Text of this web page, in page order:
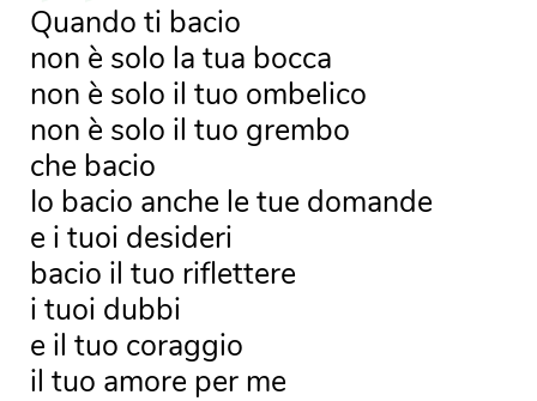
Quando ti bacio
non è solo la tua bocca
non è solo il tuo ombelico
non è solo il tuo grembo
che bacio
Io bacio anche le tue domande
e i tuoi desideri
bacio il tuo riflettere
i tuoi dubbi
e il tuo coraggio
il tuo amore per me